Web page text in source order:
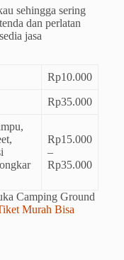
sehingga sering
dan perlatan
jasa
Rp10.000
Rp35.000
Rp15.000
–
Rp35.000
Camping Ground
Murah Bisa